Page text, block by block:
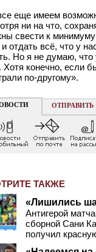
еще имеем
ни на что,
свести к
отдать всё, что у
Но я не думаю,
Хотя конечно, если
по-другому».
ОТПРАВИТЬ
ТАКЖЕ
«Лишились
Антигерой
сборной Сани
получил